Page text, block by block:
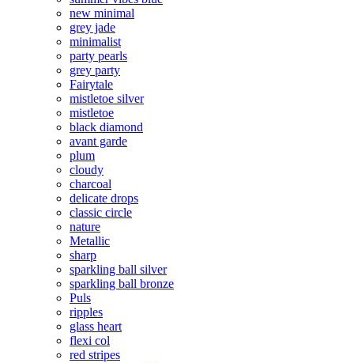
new minimal
grey jade
minimalist
party pearls
grey party
Fairytale
mistletoe silver
mistletoe
black diamond
avant garde
plum
cloudy
charcoal
delicate drops
classic circle
nature
Metallic
sharp
sparkling ball silver
sparkling ball bronze
Puls
ripples
glass heart
flexi col
red stripes